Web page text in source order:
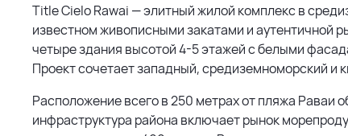
Title Cielo Rawai — элитный жилой комплекс в
известном живописными закатами и аутентичной
четыре здания высотой 4-5 этажей с белыми
Проект сочетает западный, средиземноморский и
Расположение всего в 250 метрах от пляжа Раваи
инфраструктура района включает рынок